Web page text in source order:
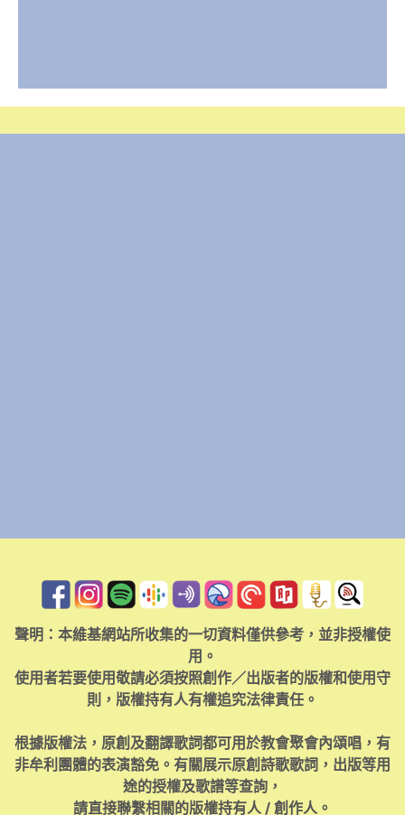
聲明：本維基網站所收集的一切資料僅供參考，並非授權使
用。
使用者若要使用敬請必須按照創作／出版者的版權和使用守
則，版權持有人有權追究法律責任。
根據版權法，原創及翻譯歌詞都可用於教會聚會內頌唱，有
非牟利團體的表演豁免。有關展示原創詩歌歌詞，出版等用
途的授權及歌譜等查詢，
請直接聯繫相關的版權持有人 / 創作人。